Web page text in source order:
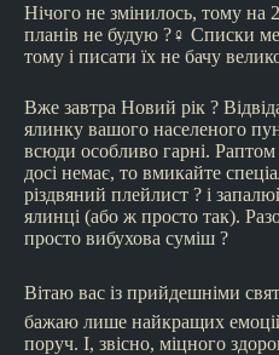
Нічого не змінилось, тому на
планів не будую ?‍♀ Списки
тому і писати їх не бачу
Вже завтра Новий рік ?
ялинку вашого населеного
всюди особливо гарні.
досі немає, то вмикайте
різдвяний плейлист ? і
ялинці (або ж просто так).
просто вибухова суміш ?
Вітаю вас із прийдешніми
бажаю лише найкращих емоцій
поруч. І, звісно, міцного